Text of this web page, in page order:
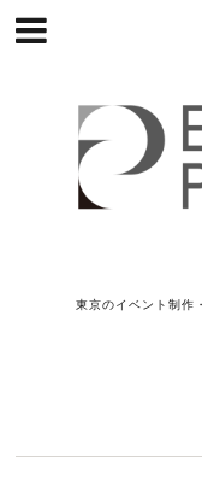
東京のイベント制作